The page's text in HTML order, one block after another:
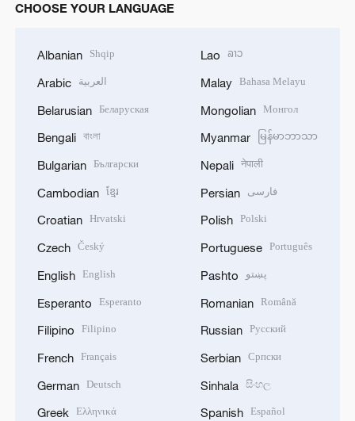
CHOOSE YOUR LANGUAGE
Albanian Shqip
Arabic العربية
Belarusian Беларуская
Bengali বাংলা
Bulgarian Български
Cambodian ខ្មែរ
Croatian Hrvatski
Czech Český
English English
Esperanto Esperanto
Filipino Filipino
French Français
German Deutsch
Greek Ελληνικά
Lao ລາວ
Malay Bahasa Melayu
Mongolian Монгол
Myanmar မြန်မာဘာသာ
Nepali नेपाली
Persian فارسی
Polish Polski
Portuguese Português
Pashto پښتو
Romanian Română
Russian Русский
Serbian Српски
Sinhala සිංහල
Spanish Español